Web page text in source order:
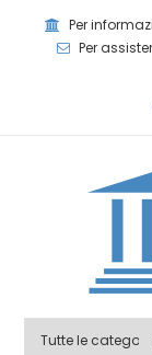
Per
Per
Agenzia